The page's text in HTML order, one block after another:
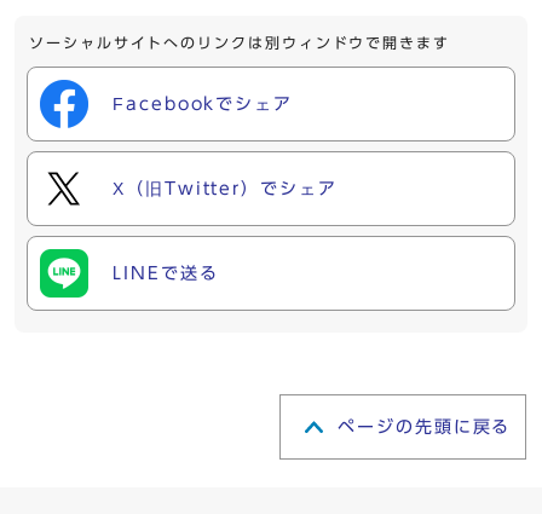
ソーシャルサイトへのリンクは別ウィンドウで開きます
Facebookでシェア
X（旧Twitter）でシェア
LINEで送る
ページの先頭に戻る